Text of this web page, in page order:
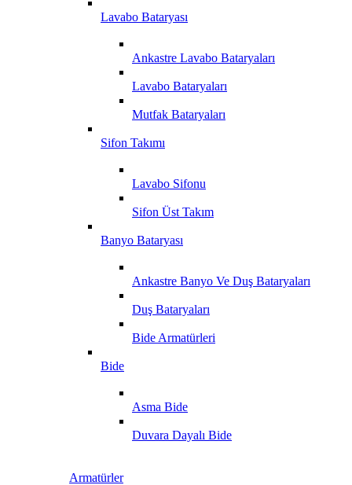
Lavabo Bataryası
Ankastre Lavabo Bataryaları
Lavabo Bataryaları
Mutfak Bataryaları
Sifon Takımı
Lavabo Sifonu
Sifon Üst Takım
Banyo Bataryası
Ankastre Banyo Ve Duş Bataryaları
Duş Bataryaları
Bide Armatürleri
Bide
Asma Bide
Duvara Dayalı Bide
Armatürler